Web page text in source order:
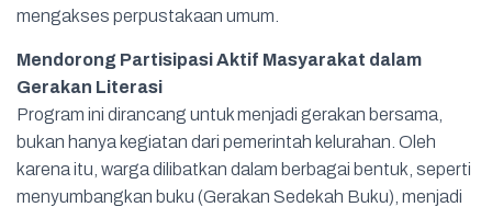
mengakses perpustakaan umum.
Mendorong Partisipasi Aktif Masyarakat dalam
Gerakan Literasi
Program ini dirancang untuk menjadi gerakan bersama,
bukan hanya kegiatan dari pemerintah kelurahan. Oleh
karena itu, warga dilibatkan dalam berbagai bentuk, seperti
menyumbangkan buku (Gerakan Sedekah Buku), menjadi